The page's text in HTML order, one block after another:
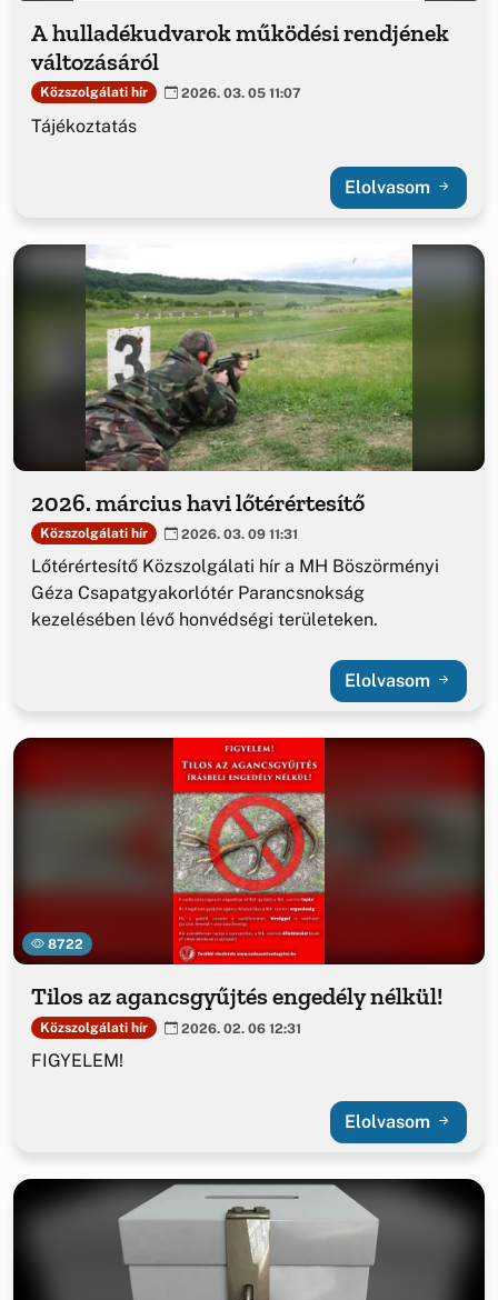
A hulladékudvarok működési rendjének
változásáról
Közszolgálati hír 2026. 03. 05 11:07
Tájékoztatás
Elolvasom
2026. március havi lőtérértesítő
Közszolgálati hír 2026. 03. 09 11:31
Lőtérértesítő Közszolgálati hír a MH Böszörményi
Géza Csapatgyakorlótér Parancsnokság
kezelésében lévő honvédségi területeken.
Elolvasom
8722
Tilos az agancsgyűjtés engedély nélkül!
Közszolgálati hír 2026. 02. 06 12:31
FIGYELEM!
Elolvasom